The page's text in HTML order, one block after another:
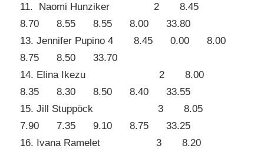
11. Naomi Hunziker 2 8.45
8.70 8.55 8.55 8.00 33.80
13. Jennifer Pupino 4 8.45 0.00 8.00
8.75 8.50 33.70
14. Elina Ikezu 2 8.00
8.35 8.30 8.50 8.40 33.55
15. Jill Stuppöck 3 8.05
7.90 7.35 9.10 8.75 33.25
16. Ivana Ramelet 3 8.20